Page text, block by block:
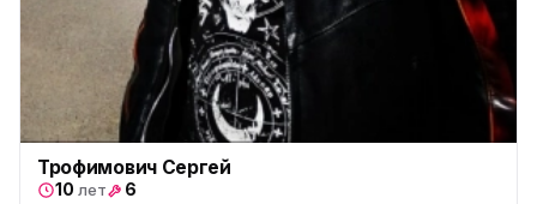
Трофимович Сергей
10 лет 6